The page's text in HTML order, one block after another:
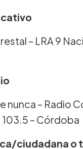
– LRA 9
nunca – Radio
– Córdoba
ciudadana o